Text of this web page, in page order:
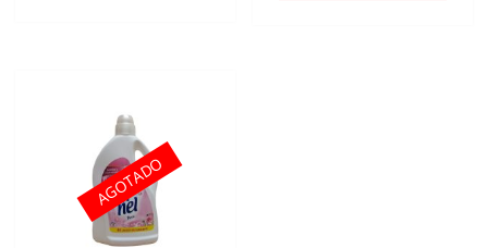
AGOTADO